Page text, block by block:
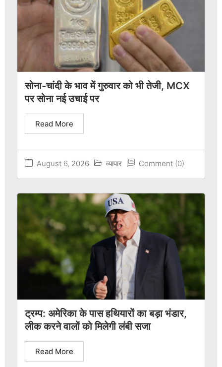
सोना-चांदी के भाव में गुरुवार को भी तेजी, MCX
पर सोना नई उचाई पर
August 6, 2026 व्यापार Comment (0)
Read More
ट्रम्प: अमेरिका के पास हथियारों का बड़ा भंडार,
लीक करने वालों को मिलेगी लंबी सजा
Read More